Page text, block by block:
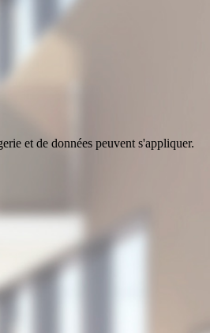
et de données peuvent s'appliquer.